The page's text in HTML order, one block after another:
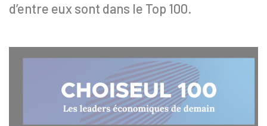
d’entre eux sont dans le Top 100.